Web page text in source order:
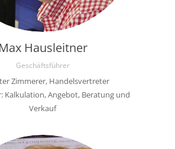
Max Hausleitner
Geschäftsführer
Zimmerer, Handelsvertreter
Kalkulation, Angebot, Beratung und
Verkauf